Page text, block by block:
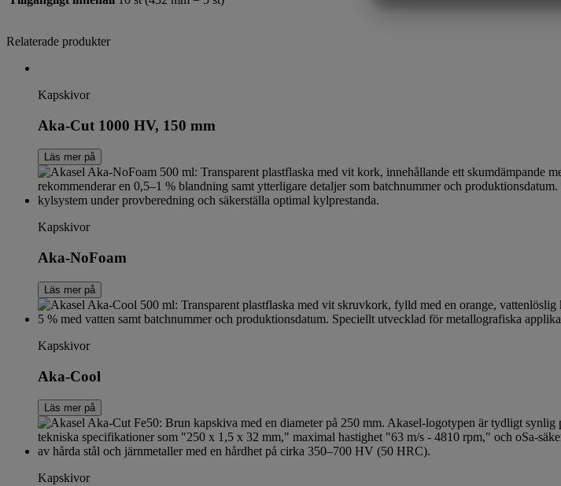
Relaterade produkter
Kapskivor
Aka-Cut 1000 HV, 150 mm
Läs mer på
Kapskivor
Aka-NoFoam
Läs mer på
Kapskivor
Aka-Cool
Läs mer på
Kapskivor